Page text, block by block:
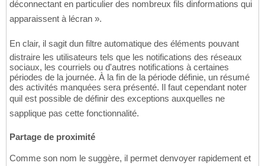
déconnectant en particulier des nombreux fils dinformations qui
apparaissent à lécran ».
En clair, il sagit dun filtre automatique des éléments pouvant
distraire les utilisateurs tels que les notifications des réseaux
sociaux, les courriels ou d'autres notifications à certaines
périodes de la journée. À la fin de la période définie, un résumé
des activités manquées sera présenté. Il faut cependant noter
quil est possible de définir des exceptions auxquelles ne
sapplique pas cette fonctionnalité.
Partage de proximité
Comme son nom le suggère, il permet denvoyer rapidement et